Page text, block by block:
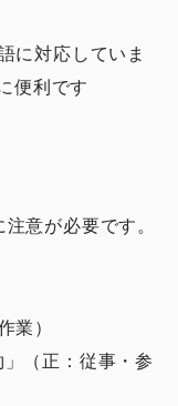
に対応していま
便利です
意が必要です。
業）
（正：従事・参